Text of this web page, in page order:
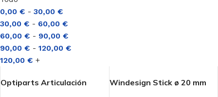
GENERAL
Velas
Orza y Timón
Mástiles
0,00 € - 30,00 €
30,00 € - 60,00 €
60,00 € - 90,00 €
90,00 € - 120,00 €
120,00 € +
Optiparts Articulación
Windesign Stick ø 20 mm